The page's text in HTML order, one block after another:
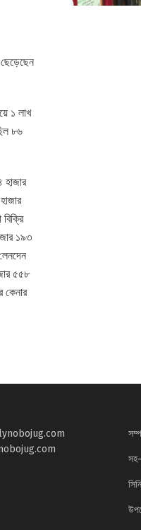
ছেড়েছেন
১ লাখ
৮৬
হাজার
১৯৩
৫৫৮
কেনার